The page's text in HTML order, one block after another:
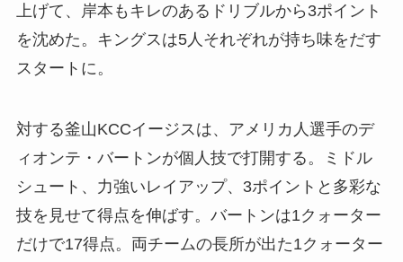
上げて、岸本もキレのあるドリブルから3ポイント
を沈めた。キングスは5人それぞれが持ち味をだす
スタートに。
対する釜山KCCイージスは、アメリカ人選手のデ
ィオンテ・バートンが個人技で打開する。ミドル
シュート、力強いレイアップ、3ポイントと多彩な
技を見せて得点を伸ばす。バートンは1クォーター
だけで17得点。両チームの長所が出た1クォーター